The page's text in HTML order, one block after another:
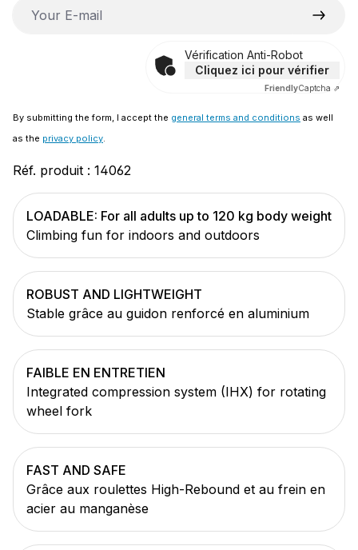
Vérification Anti-Robot
Cliquez ici pour vérifier
FriendlyCaptcha ⇗
By submitting the form, I accept the general terms and conditions as well
as the privacy policy.
Réf. produit : 14062
LOADABLE: For all adults up to 120 kg body weight
Climbing fun for indoors and outdoors
ROBUST AND LIGHTWEIGHT
Stable grâce au guidon renforcé en aluminium
FAIBLE EN ENTRETIEN
Integrated compression system (IHX) for rotating
wheel fork
FAST AND SAFE
Grâce aux roulettes High-Rebound et au frein en
acier au manganèse